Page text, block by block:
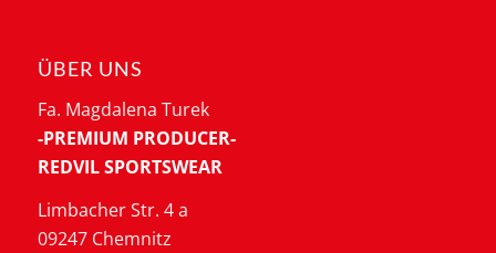
ÜBER UNS
Fa. Magdalena Turek
-PREMIUM PRODUCER-
REDVIL SPORTSWEAR
Limbacher Str. 4 a
09247 Chemnitz